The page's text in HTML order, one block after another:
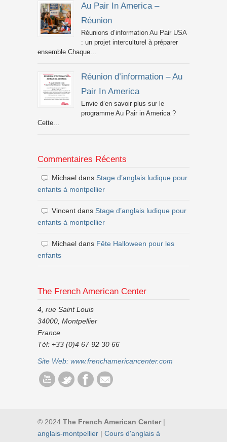
Au Pair In America –
Réunion
Réunions d’information Au Pair USA
: un projet interculturel à préparer
ensemble Chaque...
Réunion d’information – Au
Pair In America
Envie d’en savoir plus sur le
programme Au Pair in America ?
Cette...
Commentaires Récents
Michael dans Stage d’anglais ludique pour
enfants à montpellier
Vincent dans Stage d’anglais ludique pour
enfants à montpellier
Michael dans Fête Halloween pour les
enfants
The French American Center
4, rue Saint Louis
34000, Montpellier
France
Tél: +33 (0)4 67 92 30 66
Site Web: www.frenchamericancenter.com
© 2024 The French American Center|
anglais-montpellier | Cours d'anglais à